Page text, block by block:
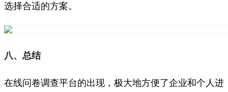
选择合适的方案。
八、总结
在线问卷调查平台的出现，极大地方便了企业和个人进